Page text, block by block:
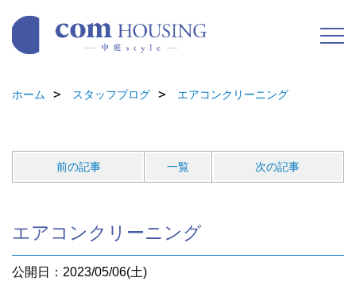
ホーム スタッフブログ エアコンクリーニング
前の記事 一覧 次の記事
エアコンクリーニング
公開日：2023/05/06(土)